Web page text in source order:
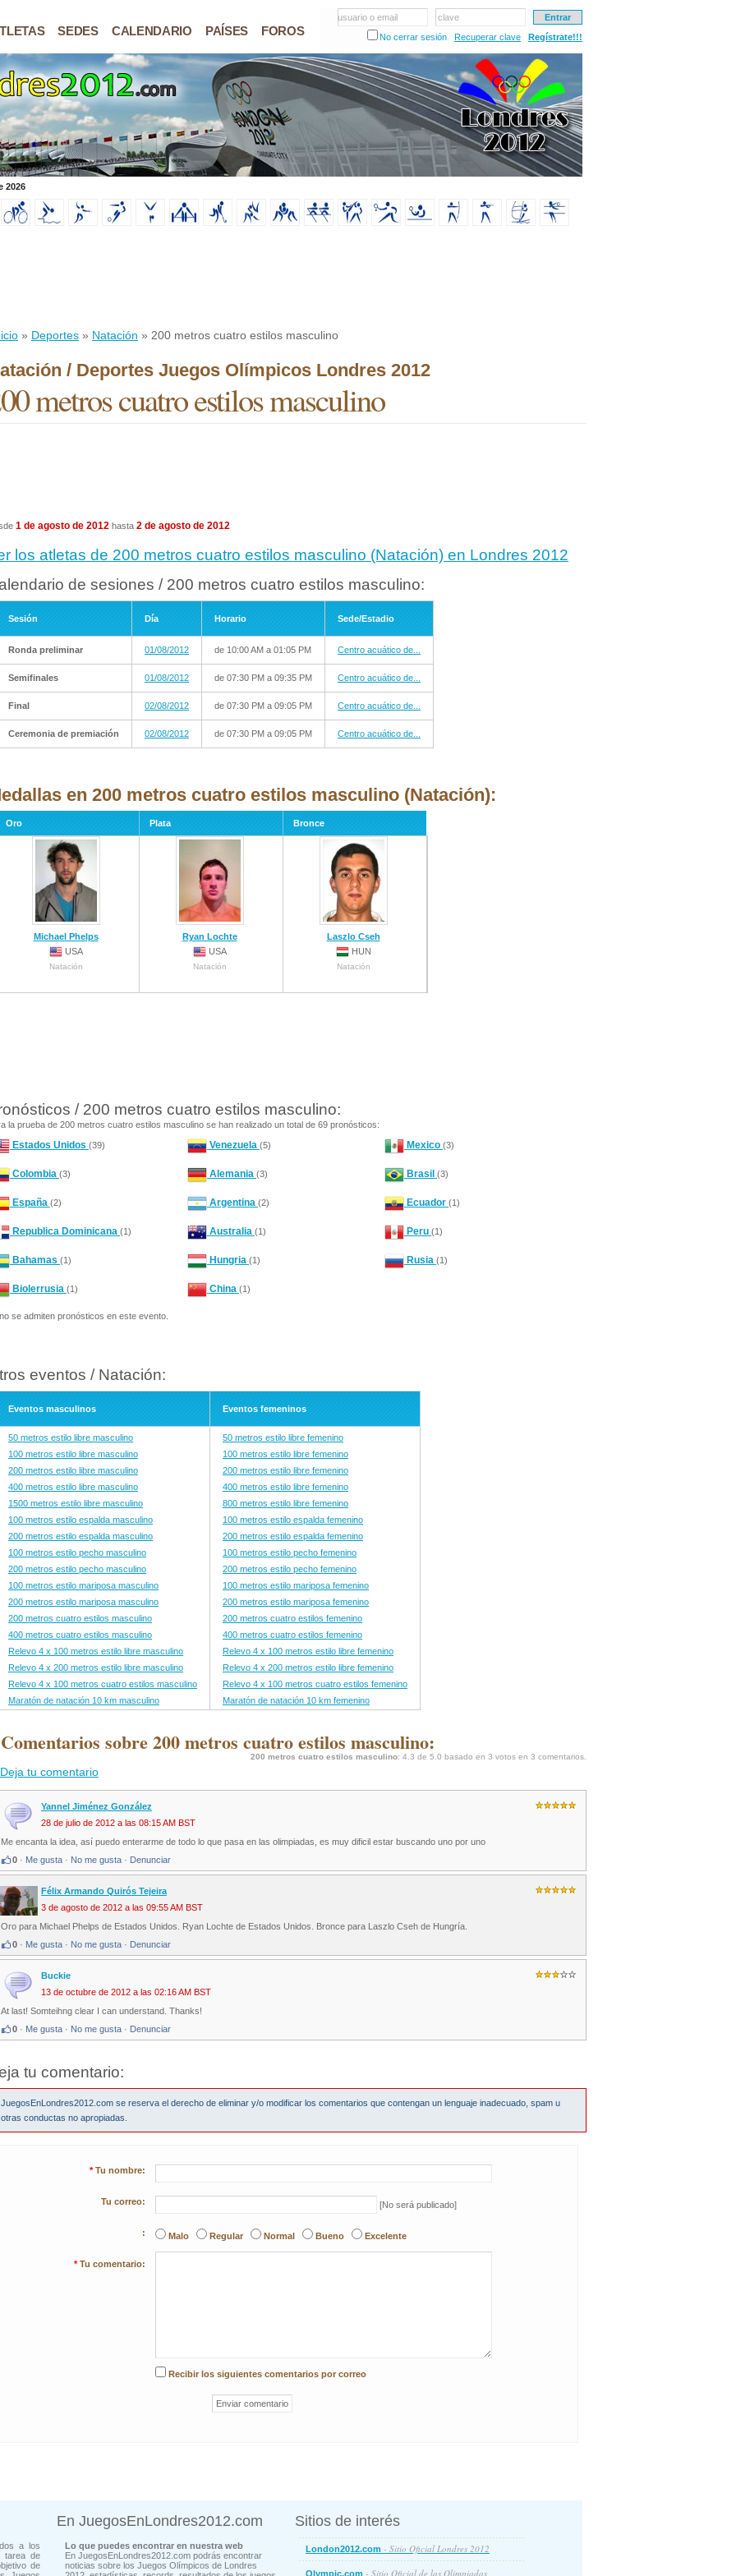
SEDES CALENDARIO PAÍSES FOROS
usuario o email
clave
No cerrar sesión
Recuperar clave Regístrate!!!
2026
» Deportes » Natación » 200 metros cuatro estilos masculino
/ Deportes Juegos Olímpicos Londres 2012
metros cuatro estilos masculino
1 de agosto de 2012 hasta 2 de agosto de 2012
los atletas de 200 metros cuatro estilos masculino (Natación) en Londres 2012
de sesiones / 200 metros cuatro estilos masculino:
Sesión Día Horario Sede/Estadio
Ronda preliminar 01/08/2012 de 10:00 AM a 01:05 PM Centro acuático de...
Semifinales 01/08/2012 de 07:30 PM a 09:35 PM Centro acuático de...
Final 02/08/2012 de 07:30 PM a 09:05 PM Centro acuático de...
Ceremonia de premiación 02/08/2012 de 07:30 PM a 09:05 PM Centro acuático de...
en 200 metros cuatro estilos masculino (Natación):
Oro Plata Bronce
Michael Phelps
USA
Natación
Ryan Lochte
USA
Natación
Laszlo Cseh
HUN
Natación
/ 200 metros cuatro estilos masculino:
la prueba de 200 metros cuatro estilos masculino se han realizado un total de 69 pronósticos:
Estados Unidos (39) Venezuela (5) Mexico (3)
Colombia (3) Alemania (3) Brasil (3)
España (2) Argentina (2) Ecuador (1)
Republica Dominicana (1) Australia (1) Peru (1)
Bahamas (1) Hungria (1) Rusia (1)
Biolerrusia (1) China (1)
se admiten pronósticos en este evento.
eventos / Natación:
Eventos masculinos Eventos femeninos
50 metros estilo libre masculino
100 metros estilo libre masculino
200 metros estilo libre masculino
400 metros estilo libre masculino
1500 metros estilo libre masculino
100 metros estilo espalda masculino
200 metros estilo espalda masculino
100 metros estilo pecho masculino
200 metros estilo pecho masculino
100 metros estilo mariposa masculino
200 metros estilo mariposa masculino
200 metros cuatro estilos masculino
400 metros cuatro estilos masculino
Relevo 4 x 100 metros estilo libre masculino
Relevo 4 x 200 metros estilo libre masculino
Relevo 4 x 100 metros cuatro estilos masculino
Maratón de natación 10 km masculino
50 metros estilo libre femenino
100 metros estilo libre femenino
200 metros estilo libre femenino
400 metros estilo libre femenino
800 metros estilo libre femenino
100 metros estilo espalda femenino
200 metros estilo espalda femenino
100 metros estilo pecho femenino
200 metros estilo pecho femenino
100 metros estilo mariposa femenino
200 metros estilo mariposa femenino
200 metros cuatro estilos femenino
400 metros cuatro estilos femenino
Relevo 4 x 100 metros estilo libre femenino
Relevo 4 x 200 metros estilo libre femenino
Relevo 4 x 100 metros cuatro estilos femenino
Maratón de natación 10 km femenino
sobre 200 metros cuatro estilos masculino:
200 metros cuatro estilos masculino: 4.3 de 5.0 basado en 3 votos en 3 comentarios.
Deja tu comentario
Yannel Jiménez González
28 de julio de 2012 a las 08:15 AM BST
Me encanta la idea, así puedo enterarme de todo lo que pasa en las olimpiadas, es muy dificil estar buscando uno por uno
0 · Me gusta · No me gusta · Denunciar
Félix Armando Quirós Tejeira
3 de agosto de 2012 a las 09:55 AM BST
Oro para Michael Phelps de Estados Unidos. Ryan Lochte de Estados Unidos. Bronce para Laszlo Cseh de Hungría.
0 · Me gusta · No me gusta · Denunciar
Buckie
13 de octubre de 2012 a las 02:16 AM BST
At last! Somteihng clear I can understand. Thanks!
0 · Me gusta · No me gusta · Denunciar
tu comentario:
JuegosEnLondres2012.com se reserva el derecho de eliminar y/o modificar los comentarios que contengan un lenguaje inadecuado, spam u
otras conductas no apropiadas.
* Tu nombre:
Tu correo: [No será publicado]
: Malo Regular Normal Bueno Excelente
* Tu comentario:
Recibir los siguientes comentarios por correo
a los
tarea de
de
En JuegosEnLondres2012.com
Lo que puedes encontrar en nuestra web
En JuegosEnLondres2012.com podrás encontrar
noticias sobre los Juegos Olímpicos de Londres
Sitios de interés
London2012.com - Sitio Oficial Londres 2012
Olympic.com - Sitio Oficial de las Olimpiadas